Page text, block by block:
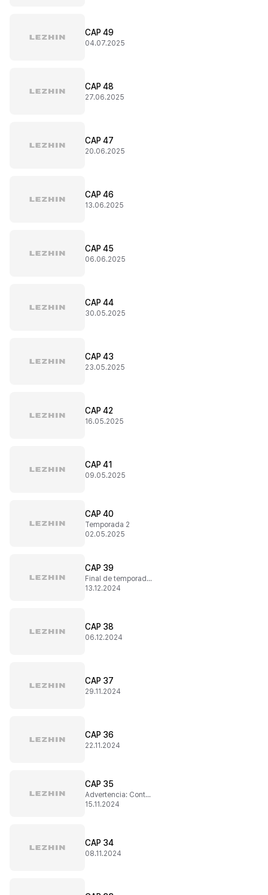
CAP 49
04.07.2025
CAP 48
27.06.2025
CAP 47
20.06.2025
CAP 46
13.06.2025
CAP 45
06.06.2025
CAP 44
30.05.2025
CAP 43
23.05.2025
CAP 42
16.05.2025
CAP 41
09.05.2025
CAP 40
Temporada 2
02.05.2025
CAP 39
Final de temporada 1
13.12.2024
CAP 38
06.12.2024
CAP 37
29.11.2024
CAP 36
22.11.2024
CAP 35
Advertencia: Contenido sensible
15.11.2024
CAP 34
08.11.2024